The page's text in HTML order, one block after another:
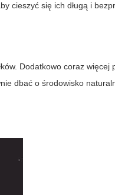
cieszyć się ich długą i
Dodatkowo coraz więcej
dbać o środowisko